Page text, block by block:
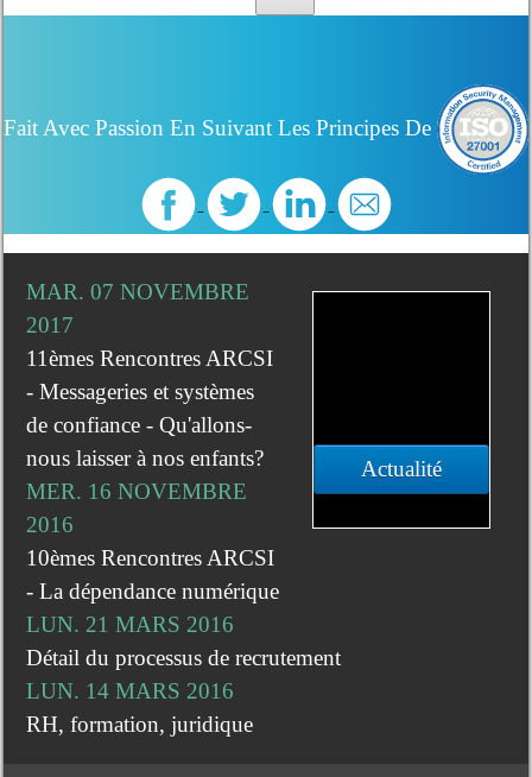
Fait Avec Passion En Suivant Les Principes De
Actualité
MAR. 07 NOVEMBRE
2017
11èmes Rencontres ARCSI
- Messageries et systèmes
de confiance - Qu'allons-
nous laisser à nos enfants?
MER. 16 NOVEMBRE
2016
10èmes Rencontres ARCSI
- La dépendance numérique
LUN. 21 MARS 2016
Détail du processus de recrutement
LUN. 14 MARS 2016
RH, formation, juridique